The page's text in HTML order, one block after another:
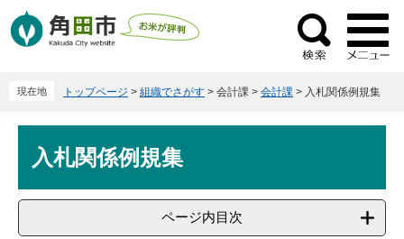
ー
ニ
検
索
現在地 トップページ > 組織でさがす > 会計課 > 会計課 > 入札関係例規集
入札関係例規集
ページ内目次